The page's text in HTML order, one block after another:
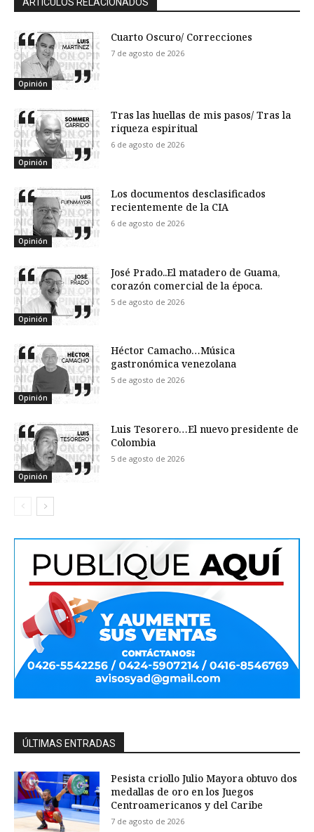
Opinión
Cuarto Oscuro/ Correcciones
7 de agosto de 2026
Opinión
Tras las huellas de mis pasos/ Tras la
riqueza espiritual
6 de agosto de 2026
Opinión
Los documentos desclasificados
recientemente de la CIA
6 de agosto de 2026
Opinión
José Prado..El matadero de Guama,
corazón comercial de la época.
5 de agosto de 2026
Opinión
Héctor Camacho…Música
gastronómica venezolana
5 de agosto de 2026
Opinión
Luis Tesorero…El nuevo presidente de
Colombia
5 de agosto de 2026
ÚLTIMAS ENTRADAS
Pesista criollo Julio Mayora obtuvo dos
medallas de oro en los Juegos
Centroamericanos y del Caribe
7 de agosto de 2026